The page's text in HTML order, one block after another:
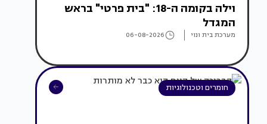
וילה בקומה ה-18: "בית פרטי" בראש
המגדל
מערכת בית ונוי 06-08-2026
חומרים וטכנולוגיות